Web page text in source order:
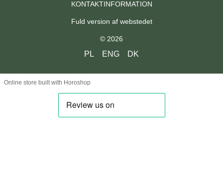
KONTAKTINFORMATION
Fuld version af webstedet
© 2026
PL ENG DK
Online store built with Horoshop